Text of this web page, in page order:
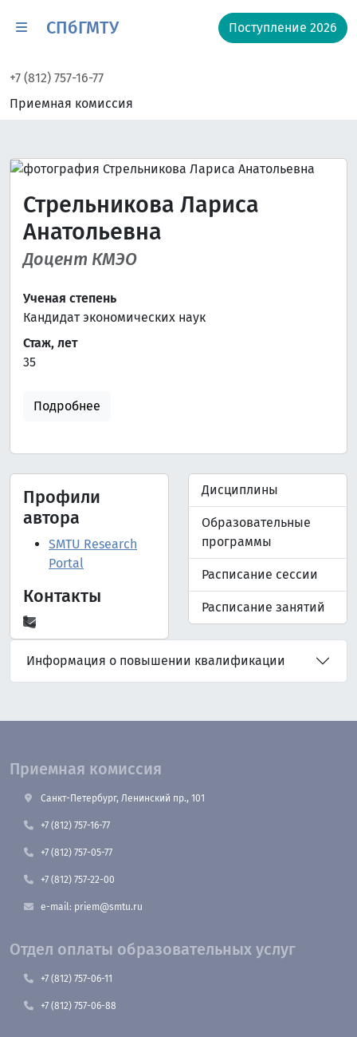
СПбГМТУ Поступление 2026
+7 (812) 757-16-77
Приемная комиссия
Стрельникова Лариса
Анатольевна
Доцент КМЭО
Ученая степень
Кандидат экономических наук
Стаж, лет
35
Подробнее
Профили
автора
SMTU Research
Portal
Контакты
Дисциплины
Образовательные
программы
Расписание сессии
Расписание занятий
Информация о повышении квалификации
Приемная комиссия
Санкт-Петербург, Ленинский пр., 101
+7 (812) 757-16-77
+7 (812) 757-05-77
+7 (812) 757-22-00
e-mail: priem@smtu.ru
Отдел оплаты образовательных услуг
+7 (812) 757-06-11
+7 (812) 757-06-88